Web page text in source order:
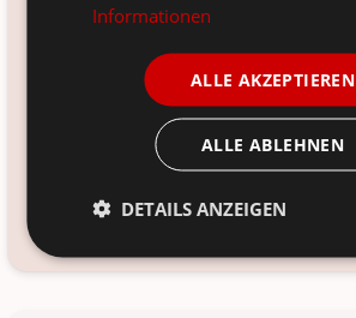
Kunststoff, Polyester und Eisen
Voraussichtliche Lieferung:
*
Frage zum Produkt?
Informationen
ALLE AKZEPTIEREN
ALLE ABLEHNEN
DETAILS ANZEIGEN